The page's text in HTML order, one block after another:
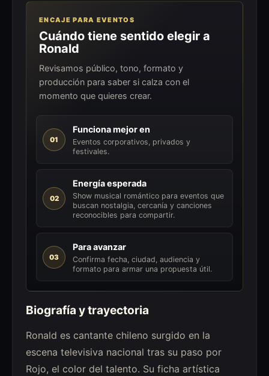
ENCAJE PARA EVENTOS
Cuándo tiene sentido elegir a
Ronald
Revisamos público, tono, formato y
producción para saber si calza con el
momento que quieres crear.
01
Funciona mejor en
Eventos corporativos, privados y
festivales.
02
Energía esperada
Show musical romántico para eventos que
buscan nostalgia, cercanía y canciones
reconocibles para compartir.
03
Para avanzar
Confirma fecha, ciudad, audiencia y
formato para armar una propuesta útil.
Biografía y trayectoria
Ronald es cantante chileno surgido en la
escena televisiva nacional tras su paso por
Rojo, el color del talento. Su ficha artística